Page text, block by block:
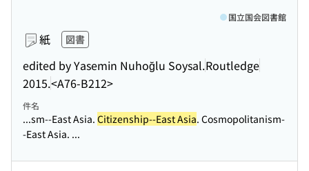
紙 図書
edited by Yasemin Nuhoğlu Soysal.Routledge
2015.<A76-B212>
国立国会図書館
件名
...sm--East Asia. Citizenship--East Asia. Cosmopolitanism-
-East Asia. ...